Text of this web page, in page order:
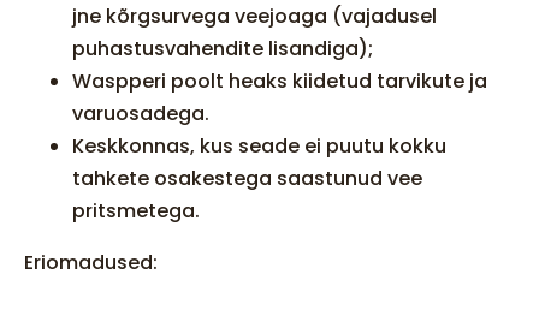
jne kõrgsurvega veejoaga (vajadusel
puhastusvahendite lisandiga);
Waspperi poolt heaks kiidetud tarvikute ja
varuosadega.
Keskkonnas, kus seade ei puutu kokku
tahkete osakestega saastunud vee
pritsmetega.
Eriomadused: